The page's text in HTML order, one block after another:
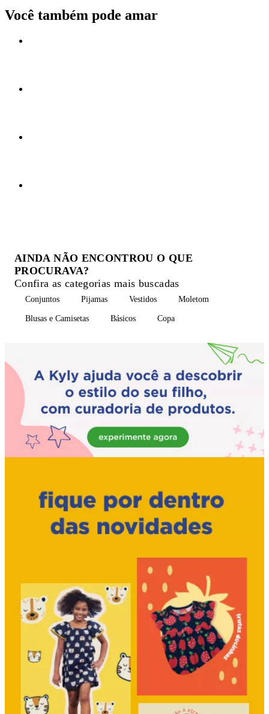
Você também pode amar
AINDA NÃO ENCONTROU O QUE
PROCURAVA?
Confira as categorias mais buscadas
Conjuntos Pijamas Vestidos Moletom
Blusas e Camisetas Básicos Copa